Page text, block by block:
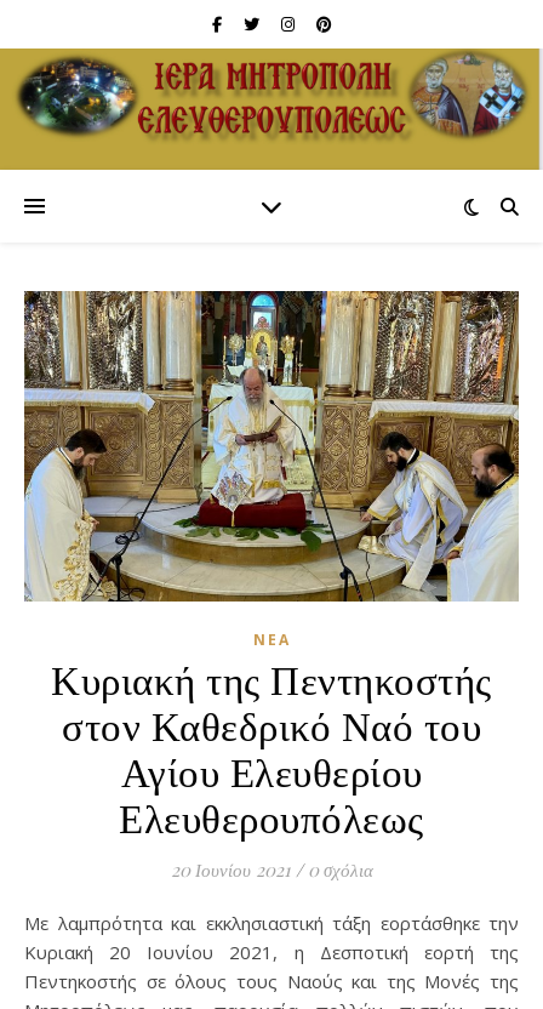
ΝΈΑ
Κυριακή της Πεντηκοστής
στον Καθεδρικό Ναό του
Αγίου Ελευθερίου
Ελευθερουπόλεως
20 Ιουνίου 2021 / 0 σχόλια
Με λαμπρότητα και εκκλησιαστική τάξη εορτάσθηκε την
Κυριακή 20 Ιουνίου 2021, η Δεσποτική εορτή της
Πεντηκοστής σε όλους τους Ναούς και της Μονές της